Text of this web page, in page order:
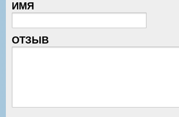
ИМЯ
ОТЗЫВ